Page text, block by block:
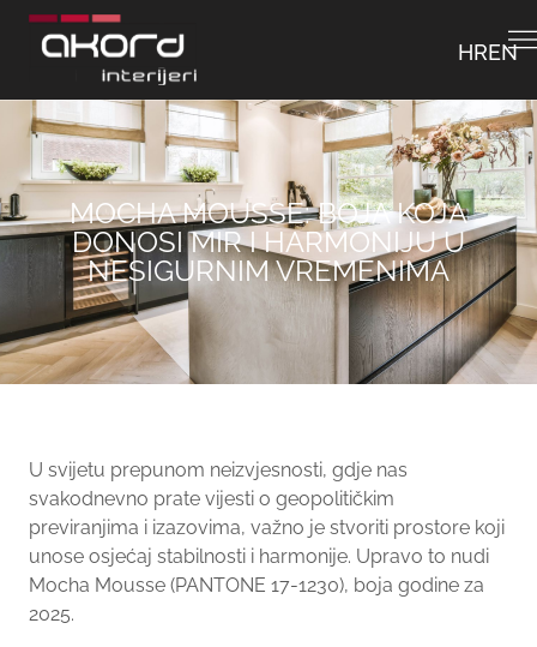
HREN
MOCHA MOUSSE: BOJA KOJA
DONOSI MIR I HARMONIJU U
NESIGURNIM VREMENIMA
U svijetu prepunom neizvjesnosti, gdje nas
svakodnevno prate vijesti o geopolitičkim
previranjima i izazovima, važno je stvoriti prostore koji
unose osjećaj stabilnosti i harmonije. Upravo to nudi
Mocha Mousse (PANTONE 17-1230), boja godine za
2025.